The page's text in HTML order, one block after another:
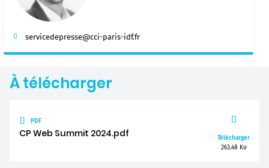
servicedepresse@cci-paris-idf.fr
À télécharger
PDF
CP Web Summit 2024.pdf
Télécharger
263.48 Ko